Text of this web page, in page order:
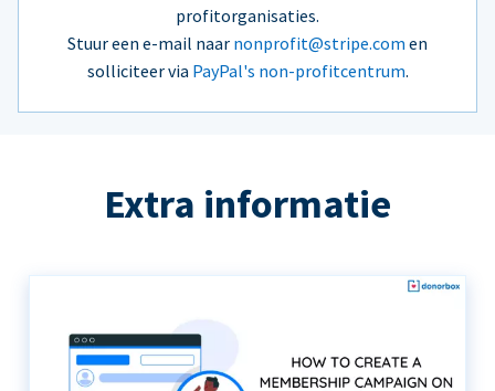
profitorganisaties.
Stuur een e-mail naar nonprofit@stripe.com en
solliciteer via PayPal's non-profitcentrum.
Extra informatie